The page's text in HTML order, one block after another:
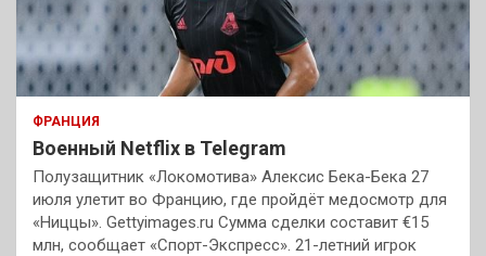
ФРАНЦИЯ
Военный Netflix в Telegram
Полузащитник «Локомотива» Алексис Бека-Бека 27
июля улетит во Францию, где пройдёт медосмотр для
«Ниццы». Gettyimages.ru Сумма сделки составит €15
млн, сообщает «Спорт-Экспресс». 21-летний игрок